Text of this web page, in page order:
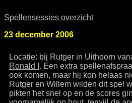
Spellensessies overzicht
23 december 2006
Locatie: bij Rutger in Uithoorn
Ronald I . Een extra
ook komen, maar hij kon helaas
Rutger en Willem wilden dit spel
pikten het snel op en de scores